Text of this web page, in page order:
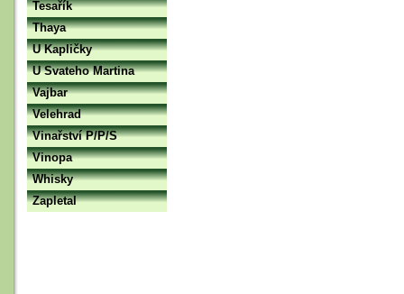
Tesařík
Thaya
U Kapličky
U Svateho Martina
Vajbar
Velehrad
Vinařství P/P/S
Vinopa
Whisky
Zapletal